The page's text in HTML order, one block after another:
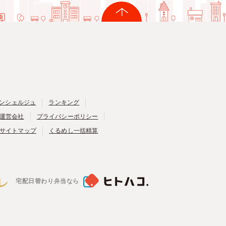
シェルジュ
ランキング
運営会社
プライバシーポリシー
サイトマップ くるめし一括精算
宅配日替わり弁当なら